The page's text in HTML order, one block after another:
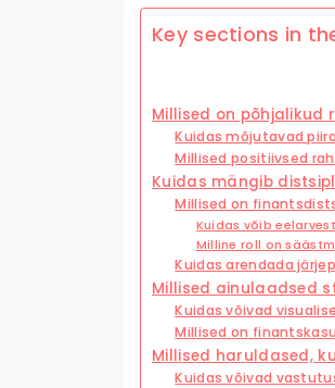
Key sections in
Millised on
Kuidas mõjutavad
Millised positiivsed
Kuidas mängib
Millised on
Kuidas võib
Milline roll on
Kuidas arendada
Millised ainulaadsed
Kuidas võivad
Millised on
Millised haruldased,
Kuidas võivad